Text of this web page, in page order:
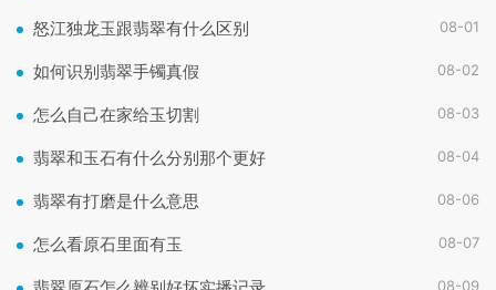
怒江独龙玉跟翡翠有什么区别 08-01
如何识别翡翠手镯真假 08-02
怎么自己在家给玉切割 08-03
翡翠和玉石有什么分别那个更好 08-04
翡翠有打磨是什么意思 08-06
怎么看原石里面有玉 08-07
08-09